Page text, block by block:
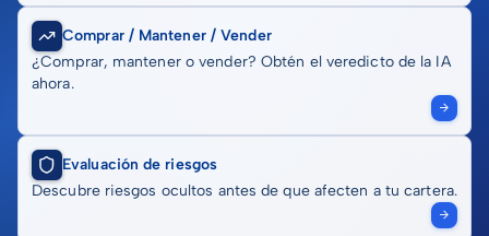
Comprar / Mantener / Vender
¿Comprar, mantener o vender? Obtén el veredicto de la IA
ahora.
Evaluación de riesgos
Descubre riesgos ocultos antes de que afecten a tu cartera.